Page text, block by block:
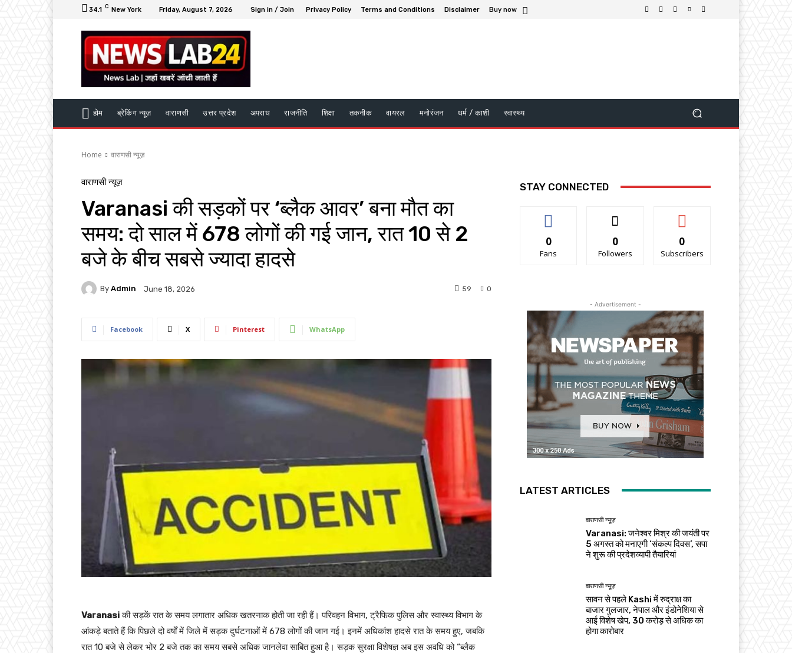
34.1 C New York Friday, August 7, 2026 Sign in / Join Privacy Policy Terms and Conditions Disclaimer Buy now
होम ब्रेकिंग न्यूज़ वाराणसी उत्तर प्रदेश अपराध राजनीति शिक्षा तकनीक वायरल मनोरंजन धर्म / काशी स्वास्थ्य
Home वाराणसी न्यूज़
वाराणसी न्यूज़
Varanasi की सड़कों पर ‘ब्लैक आवर’ बना मौत का
समय: दो साल में 678 लोगों की गई जान, रात 10 से 2
बजे के बीच सबसे ज्यादा हादसे
By Admin June 18, 2026 0
59
Facebook X Pinterest WhatsApp
Varanasiकी सड़कें रात के समय लगातार अधिक खतरनाक होती जा रही हैं। परिवहन विभाग, ट्रैफिक पुलिस और स्वास्थ्य विभाग के
आंकड़े बताते हैं कि पिछले दो वर्षों में जिले में सड़क दुर्घटनाओं में 678 लोगों की जान गई। इनमें अधिकांश हादसे रात के समय हुए, जबकि
रात 10 बजे से लेकर भोर 2 बजे तक का समय सबसे अधिक जानलेवा साबित हुआ है। सड़क सुरक्षा विशेषज्ञ अब इस अवधि को “ब्लैक
STAY CONNECTED
0
Fans
0
Followers
0
Subscribers
- Advertisement -
LATEST ARTICLES
वाराणसी न्यूज़
Varanasi: जनेश्वर मिश्र की जयंती पर
5 अगस्त को मनाएगी ‘संकल्प दिवस’, सपा
ने शुरू की प्रदेशव्यापी तैयारियां
वाराणसी न्यूज़
सावन से पहले Kashi में रुद्राक्ष का
बाजार गुलजार, नेपाल और इंडोनेशिया से
आई विशेष खेप, 30 करोड़ से अधिक का
होगा कारोबार